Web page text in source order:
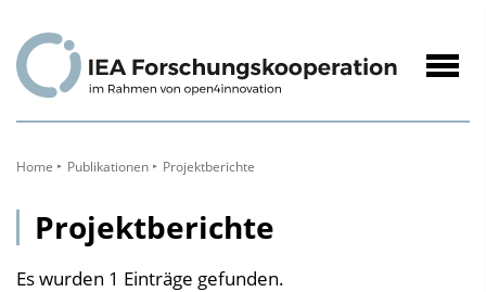
Inhalt
Home Publikationen Projektberichte
Projektberichte
Es wurden 1 Einträge gefunden.